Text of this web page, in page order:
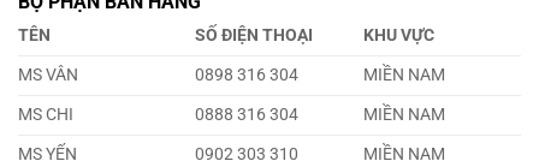
TÊN SỐ ĐIỆN THOẠI
KHU VỰC
MS VÂN
0898 316 304
MIỀN NAM
MS CHI
0888 316 304
MIỀN NAM
MS YẾN
0902 303 310
MIỀN NAM